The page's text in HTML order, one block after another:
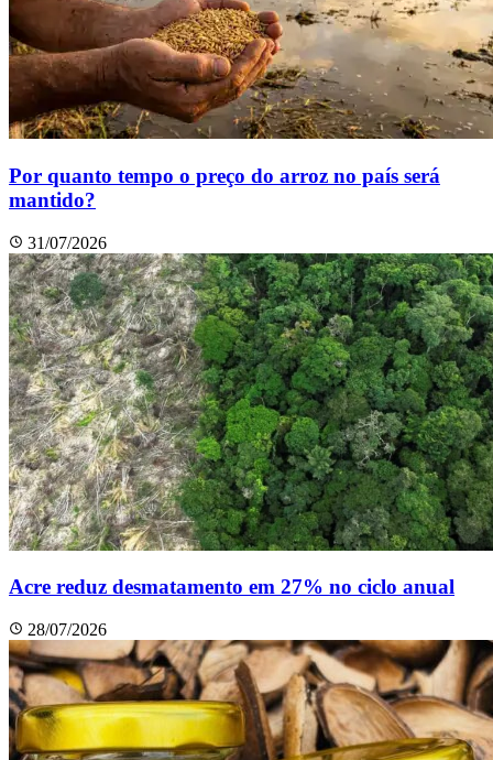
Por quanto tempo o preço do arroz no país será
mantido?
31/07/2026
Acre reduz desmatamento em 27% no ciclo anual
28/07/2026